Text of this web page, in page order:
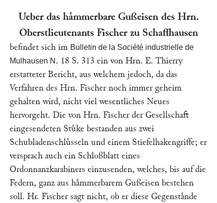
Ueber das haͤmmerbare Gußeisen des Hrn.
Oberstlieutenants Fischerzu Schaffhausen
befindet sich im Bulletin de la Société industrielle de
Mulhausen N . 18 S. 313 ein von Hrn. E. Thierry
erstatteter Bericht, aus welchem jedoch, da das
Verfahren des Hrn. Fischernoch immer geheim
gehalten wird, nicht viel wesentliches Neues
hervorgeht. Die von Hrn. Fischerder Gesellschaft
eingesendeten Stuͤke bestanden aus zwei
Schubladenschluͤsseln und einem Stiefelhakengriffe; er
versprach auch ein Schloßblatt eines
Ordonnanzkarabiners einzusenden, welches, bis auf die
Federn, ganz aus haͤmmerbarem Gußeisen bestehen
soll. Hr. Fischersagt nicht, ob er diese Gegenstaͤnde